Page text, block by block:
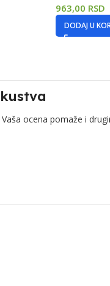
963,00 RSD
DODAJ U
ocena pomaže i